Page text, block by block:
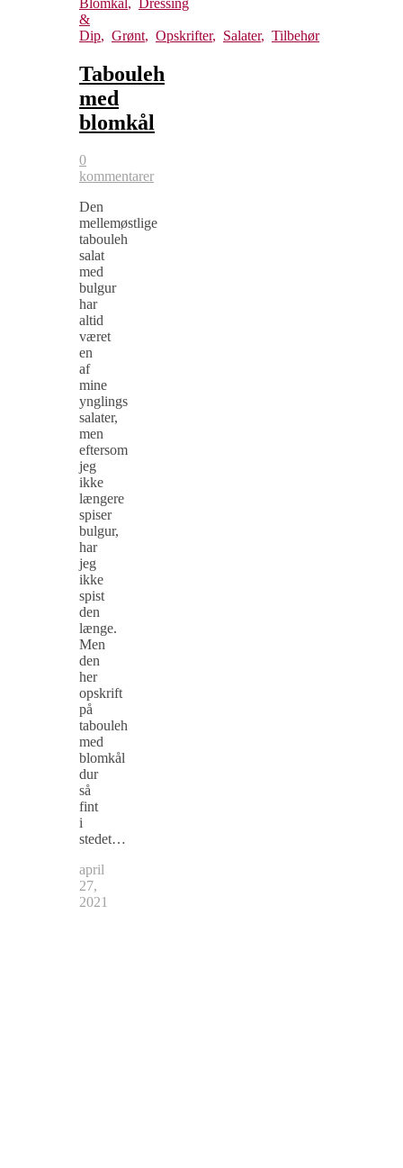
&
Dip, Grønt, Opskrifter, Salater, Tilbehør
Tabouleh
med
blomkål
0
kommentarer
Den
mellemøstlige
tabouleh
salat
med
bulgur
har
altid
været
en
af
mine
ynglings
salater,
men
eftersom
jeg
ikke
længere
spiser
bulgur,
har
jeg
ikke
spist
den
længe.
Men
den
her
opskrift
på
tabouleh
med
blomkål
dur
så
fint
i
stedet…
april
27,
2021